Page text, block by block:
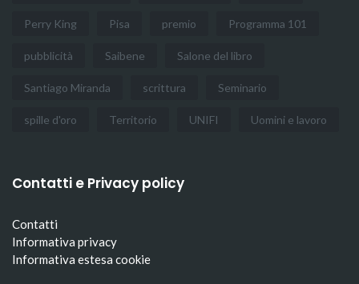
Perry King Pisa premio Programma 101
pubblicità Saibene Salone del libro
Santiago Miranda scrittura Seminario
spille d'oro Territorio UNIFI Uomini e lavoro
Contatti e Privacy policy
Contatti
Informativa privacy
Informativa estesa cookie